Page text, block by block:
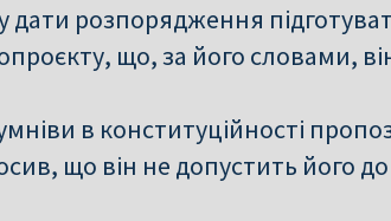
дати розпорядження
що, за його словами,
в конституційності
що він не допустить його